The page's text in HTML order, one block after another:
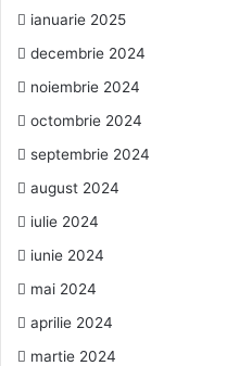
ianuarie 2025
decembrie 2024
noiembrie 2024
octombrie 2024
septembrie 2024
august 2024
iulie 2024
iunie 2024
mai 2024
aprilie 2024
martie 2024